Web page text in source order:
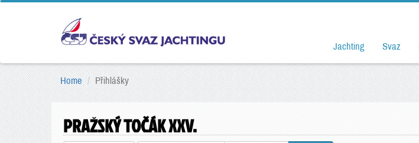
Jachting Svaz
Home Přihlášky
PRAŽSKÝ TOČÁK XXV.